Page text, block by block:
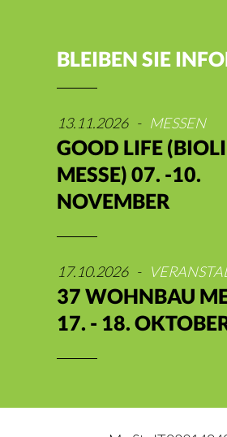
BLEIBEN SIE
13.11.2026 - MESSEN
GOOD LIFE
MESSE) 07. -10.
NOVEMBER
17.10.2026 -
37 WOHNBAU
17. - 18.